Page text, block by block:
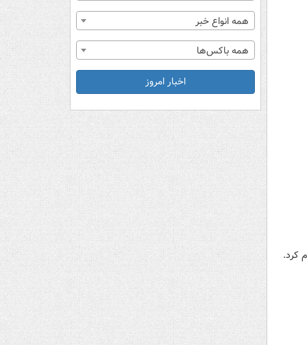
کرد.
همه انواع خبر
همه باکس‌ها
اخبار امروز